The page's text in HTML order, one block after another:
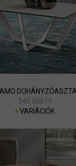
DOHÁNYZÓASZTAL
340.000 Ft
+VARIÁCIÓK